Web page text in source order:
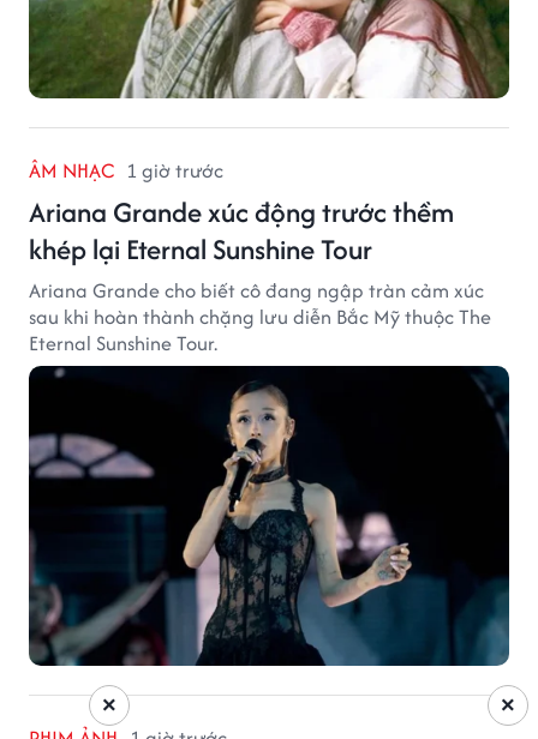
ÂM NHẠC 1 giờ trước
Ariana Grande xúc động trước thềm
khép lại Eternal Sunshine Tour
Ariana Grande cho biết cô đang ngập tràn cảm xúc
sau khi hoàn thành chặng lưu diễn Bắc Mỹ thuộc The
Eternal Sunshine Tour.
×
×